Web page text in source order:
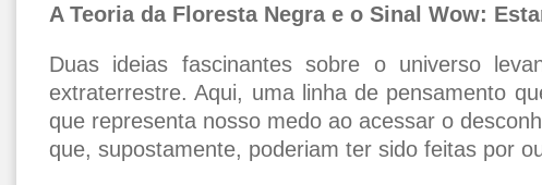
A Teoria da Floresta Negra e o Sinal Wow:
Duas ideias fascinantes sobre o universo
extraterrestre. Aqui, uma linha de pensamento
que representa nosso medo ao acessar o
que, supostamente, poderiam ter sido feitas por